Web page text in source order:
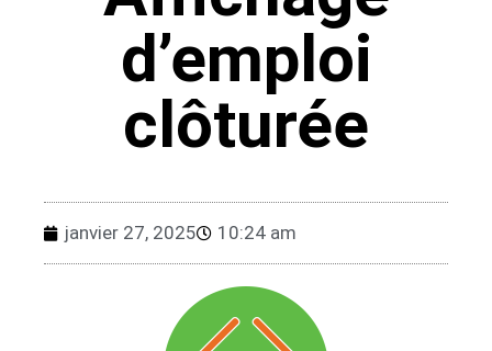
d’emploi
clôturée
janvier 27, 2025 10:24 am